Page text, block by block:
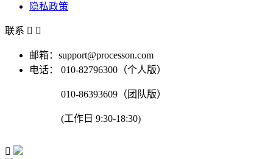
隐私政策
联系  
邮箱：support@processon.com
电话：
010-82796300（个人版）
010-86393609（团队版）
(工作日 9:30-18:30)
